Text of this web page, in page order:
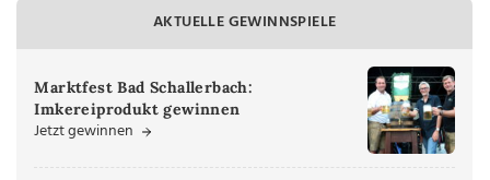
AKTUELLE GEWINNSPIELE
Marktfest Bad Schallerbach:
Imkereiprodukt gewinnen
Jetzt gewinnen